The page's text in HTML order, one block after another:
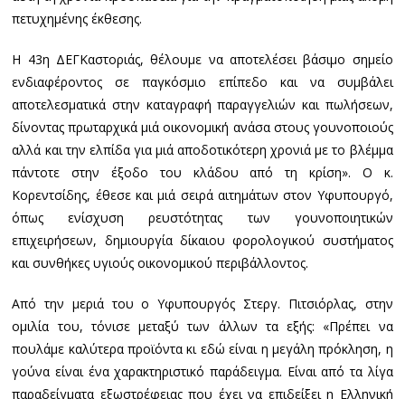
πετυχημένης έκθεσης.
Η 43η ΔΕΓΚαστοριάς, θέλουμε να αποτελέσει βάσιμο σημείο
ενδιαφέροντος σε παγκόσμιο επίπεδο και να συμβάλει
αποτελεσματικά στην καταγραφή παραγγελιών και πωλήσεων,
δίνοντας πρωταρχικά μιά οικονομική ανάσα στους γουνοποιούς
αλλά και την ελπίδα για μιά αποδοτικότερη χρονιά με το βλέμμα
πάντοτε στην έξοδο του κλάδου από τη κρίση». Ο κ.
Κορεντσίδης, έθεσε και μιά σειρά αιτημάτων στον Υφυπουργό,
όπως ενίσχυση ρευστότητας των γουνοποιητικών
επιχειρήσεων, δημιουργία δίκαιου φορολογικού συστήματος
και συνθήκες υγιούς οικονομικού περιβάλλοντος.
Από την μεριά του ο Υφυπουργός Στεργ. Πιτσιόρλας, στην
ομιλία του, τόνισε μεταξύ των άλλων τα εξής: «Πρέπει να
πουλάμε καλύτερα προϊόντα κι εδώ είναι η μεγάλη πρόκληση, η
γούνα είναι ένα χαρακτηριστικό παράδειγμα. Είναι από τα λίγα
παραδείγματα εξωστρέφειας που έχει να επιδείξει η Ελληνική